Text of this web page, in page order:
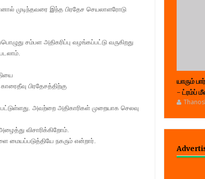
முடிந்தவரை இந்த பிரதேச செயலாளரோடு
சம்பள அதிகரிப்பு வழங்கப்பட்டு வருகிறது
பிரதேசத்திற்கு
அவற்றை அதிகாரிகள் முறையாக செலவு
விசாரிக்கிறோம்.
மையப்படுத்தியே நகரும் என்றார்.
யாரும்
- ட்ரம்ப்